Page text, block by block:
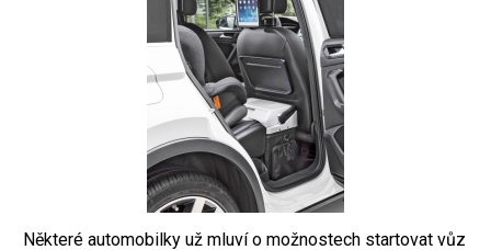
Některé automobilky už mluví o možnostech startovat vůz